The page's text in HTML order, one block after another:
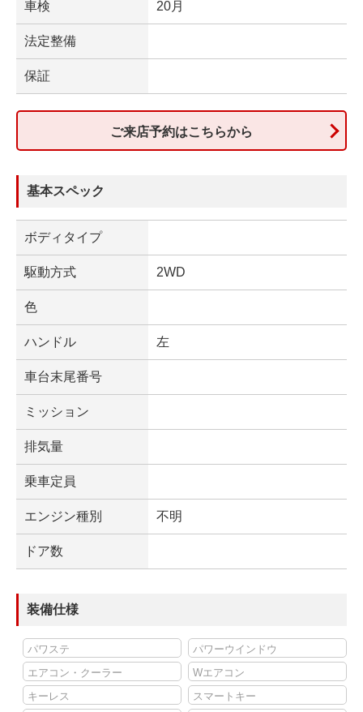
車検 20月
法定整備
保証
ご来店予約はこちらから
基本スペック
ボディタイプ
駆動方式 2WD
色
ハンドル 左
車台末尾番号
ミッション
排気量
乗車定員
エンジン種別 不明
ドア数
装備仕様
パワステ
パワーウインドウ
エアコン・クーラー
Wエアコン
キーレス
スマートキー